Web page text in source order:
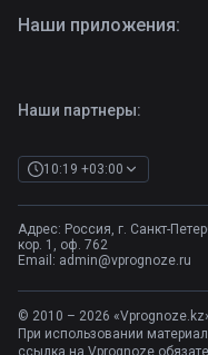
Фрибет Олимпбет
Правила
Наши партнеры:
10:19 +03:00
Адрес: Россия, г. Санкт-
кор. 1, оф. 762
Email: admin@vprognoze.ru
Наши приложения:
© 2010 – 2026
При использовании
ссылка на Vprognoze